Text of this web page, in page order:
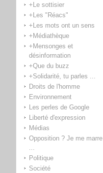
+Le sottisier
+Les "Réacs"
+Les mots ont un sens
+Médiathèque
+Mensonges et
désinformation
+Que du buzz
+Solidarité, tu parles ...
Droits de l'homme
Environnement
Les perles de Google
Liberté d'expression
Médias
Opposition ? Je me marre
...
Politique
Société